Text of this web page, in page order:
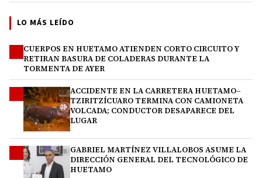
LO MÁS LEÍDO
CUERPOS EN HUETAMO ATIENDEN CORTO CIRCUITO Y
RETIRAN BASURA DE COLADERAS DURANTE LA
TORMENTA DE AYER
ACCIDENTE EN LA CARRETERA HUETAMO–
TZIRITZÍCUARO TERMINA CON CAMIONETA
VOLCADA; CONDUCTOR DESAPARECE DEL
LUGAR
GABRIEL MARTÍNEZ VILLALOBOS ASUME LA
DIRECCIÓN GENERAL DEL TECNOLÓGICO DE
HUETAMO